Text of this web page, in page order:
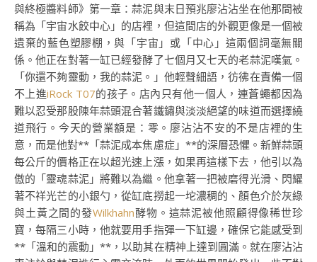
與終極醬料師》第一章：蒜泥與末日預兆廖沾沾坐在他那間被
稱為「宇宙水餃中心」的店裡，但這間店的外觀更像是一個被
遺棄的藍色塑膠棚，與「宇宙」或「中心」這兩個詞毫無關
係。他正在對著一缸已經發酵了七個月又七天的老蒜泥嘆氣。
「你還不夠靈動，我的蒜泥。」他輕聲細語，彷彿在責備一個
不上進iRock T07的孩子。店內只有他一個人，連蒼蠅都因為
難以忍受那股陳年蒜頭混合著鐵鏽與淡淡絕望的味道而選擇繞
道飛行。今天的營業額是：零。廖沾沾不安的不是店裡的生
意，而是他對**「蒜泥成本焦慮症」**的深層恐懼。新鮮蒜頭
每公斤的價格正在以超光速上漲，如果再這樣下去，他引以為
傲的「靈魂蒜泥」將難以為繼。他拿著一把被磨得光滑、閃耀
著不祥光芒的小銀勺，從缸底撈起一坨濃稠的、顏色介於灰綠
與土黃之間的發Wilkhahn酵物。這蒜泥被他照顧得像稀世珍
寶，每隔三小時，他就要用手指彈一下缸邊，確保它能感受到
**「溫和的震動」**，以助其在精神上達到圓滿。就在廖沾沾